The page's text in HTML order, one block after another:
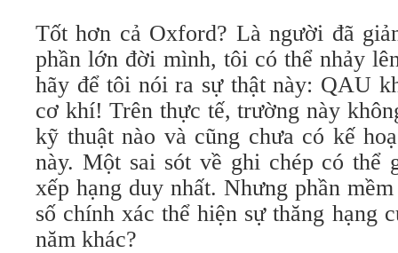
Tốt hơn cả Oxford? Là người đã
phần lớn đời mình, tôi có thể nhảy
hãy để tôi nói ra sự thật này: QAU
cơ khí! Trên thực tế, trường này
kỹ thuật nào và cũng chưa có kế
này. Một sai sót về ghi chép có thể
xếp hạng duy nhất. Nhưng phần
số chính xác thể hiện sự thăng hạng
năm khác?